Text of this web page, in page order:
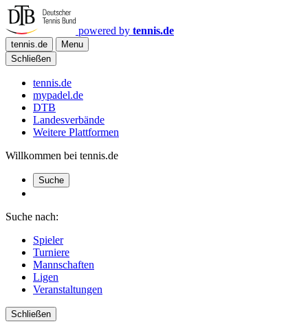
powered by tennis.de
tennis.de
Menu
Schließen
tennis.de
mypadel.de
DTB
Landesverbände
Weitere Plattformen
Willkommen bei tennis.de
Suche
Suche nach:
Spieler
Turniere
Mannschaften
Ligen
Veranstaltungen
Schließen